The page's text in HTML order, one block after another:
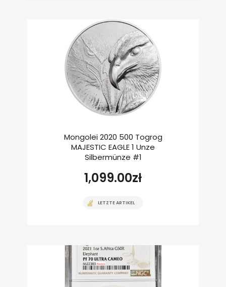
Mongolei 2020 500 Togrog
MAJESTIC EAGLE 1 Unze
Silbermünze #1
1,099.00zł
LETZTE ARTIKEL